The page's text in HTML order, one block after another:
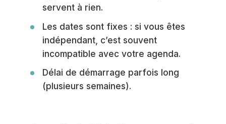
servent à rien.
Les dates sont fixes : si vous êtes
indépendant, c’est souvent
incompatible avec votre agenda.
Délai de démarrage parfois long
(plusieurs semaines).